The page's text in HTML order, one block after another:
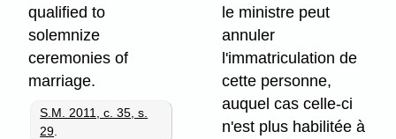
qualified to
solemnize
ceremonies of
marriage.
S.M. 2011, c. 35, s.
29
le ministre peut
annuler
l'immatriculation de
cette personne,
auquel cas celle-ci
n'est plus habilitée à